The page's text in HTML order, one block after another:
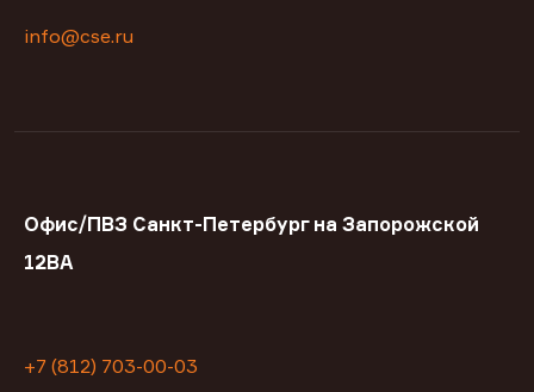
info@cse.ru
Офис/ПВЗ Санкт-Петербург на Запорожской
12ВА
+7 (812) 703-00-03